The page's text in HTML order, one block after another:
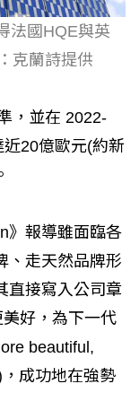
法國HQE與英
克蘭詩提供
，並在 2022-
20億歐元(約新
》報導雖面臨各
、走天然品牌形
直接寫入公司章
好，為下一代
beautiful,
成功地在強勢